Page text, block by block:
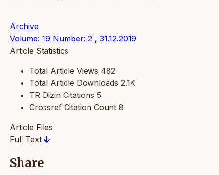
Archive
Volume: 19 Number: 2 , 31.12.2019
Article Statistics
Total Article Views 482
Total Article Downloads 2.1K
TR Dizin Citations 5
Crossref Citation Count 8
Article Files
Full Text
Share